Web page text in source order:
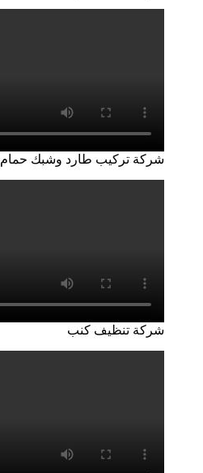
شركة تركيب طارد وشبك حمام
شركة تنظيف كنب